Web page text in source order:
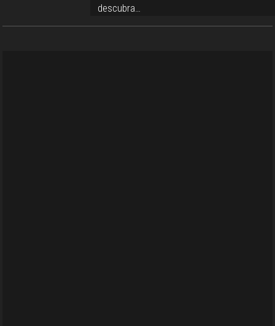
descubra…